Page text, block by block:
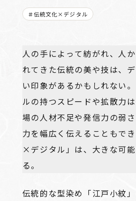
＃伝統文化×デジタル
人の手によって紡がれ、人
れてきた伝統の美や技は、
い印象があるかもしれない
ルの持つスピードや拡散力
場の人材不足や発信力の弱
力を幅広く伝えることもで
×デジタル」は、大きな可
る。
伝統的な型染め「江戸小紋